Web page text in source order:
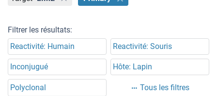
Filtrer les résultats:
Reactivité: Humain
Reactivité: Souris
Inconjugué Hôte: Lapin
Polyclonal Tous les filtres